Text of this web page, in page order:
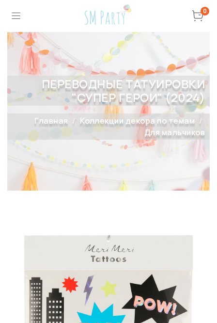
0
ПЕРЕВОДНЫЕ ТАТУИРОВКИ
"СУПЕР ГЕРОИ" (2024)
Главная
Коллекции декора по темам
Для мальчиков